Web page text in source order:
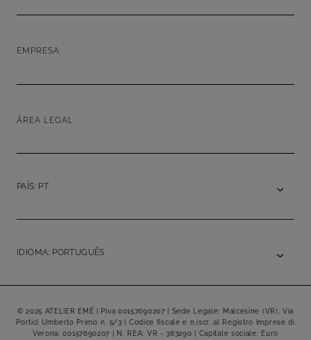
EMPRESA
ÁREA LEGAL
PAÍS: PT
IDIOMA: PORTUGUÊS
© 2025 ATELIER EMÉ | Piva 00157690207 | Sede Legale: Malcesine (VR), Via
Portici Umberto Primo n. 5/3 | Codice fiscale e n.iscr. al Registro Imprese di
Verona: 00157690207 | N. REA: VR - 383290 | Capitale sociale: Euro